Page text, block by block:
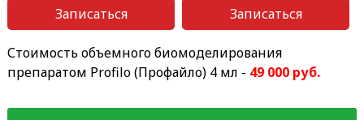
Записаться
Записаться
Стоимость объемного биомоделирования
препаратом Profilo (Профайло) 4 мл - 49 000 руб.